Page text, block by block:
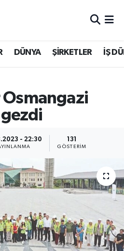
DÜNYA ŞİRKETLER İŞ
gezdi
- 22:30 131
GÖSTERIM